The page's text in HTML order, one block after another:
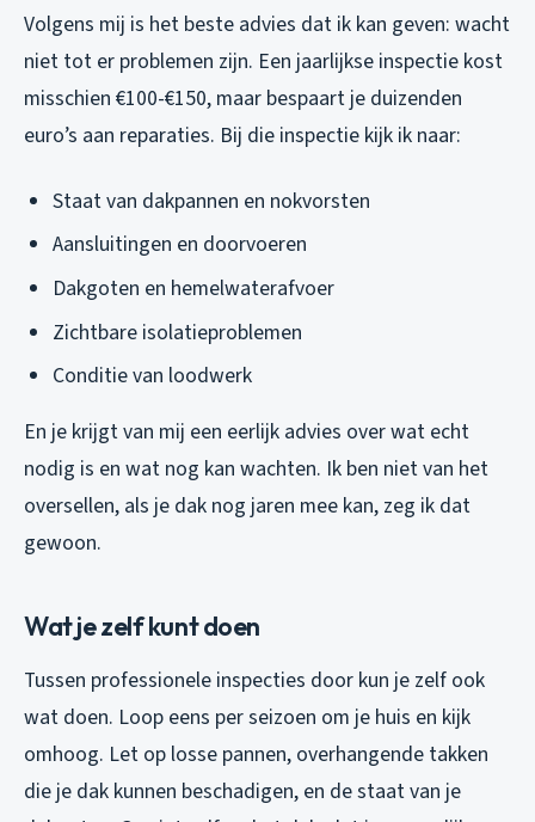
Volgens mij is het beste advies dat ik kan geven: wacht
niet tot er problemen zijn. Een jaarlijkse inspectie kost
misschien €100-€150, maar bespaart je duizenden
euro’s aan reparaties. Bij die inspectie kijk ik naar:
Staat van dakpannen en nokvorsten
Aansluitingen en doorvoeren
Dakgoten en hemelwaterafvoer
Zichtbare isolatieproblemen
Conditie van loodwerk
En je krijgt van mij een eerlijk advies over wat echt
nodig is en wat nog kan wachten. Ik ben niet van het
oversellen, als je dak nog jaren mee kan, zeg ik dat
gewoon.
Wat je zelf kunt doen
Tussen professionele inspecties door kun je zelf ook
wat doen. Loop eens per seizoen om je huis en kijk
omhoog. Let op losse pannen, overhangende takken
die je dak kunnen beschadigen, en de staat van je